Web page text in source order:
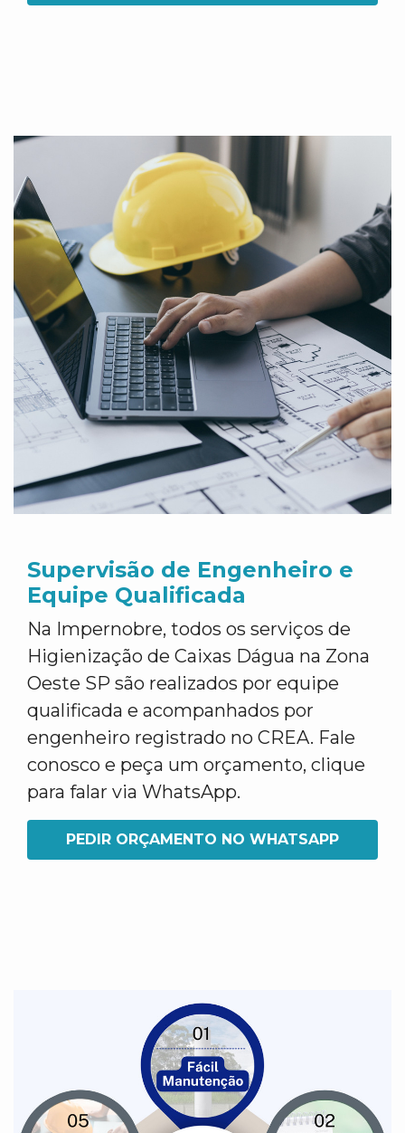
Supervisão de Engenheiro e
Equipe Qualificada
Na Impernobre, todos os serviços de
Higienização de Caixas Dágua na Zona
Oeste SP são realizados por equipe
qualificada e acompanhados por
engenheiro registrado no CREA. Fale
conosco e peça um orçamento, clique
para falar via WhatsApp.
PEDIR ORÇAMENTO NO WHATSAPP